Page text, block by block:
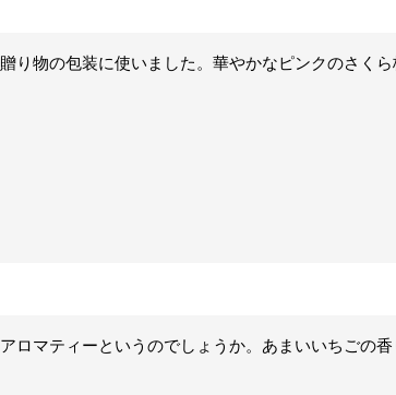
贈り物の包装に使いました。華やかなピンクのさく
アロマティーというのでしょうか。あまいいちごの香